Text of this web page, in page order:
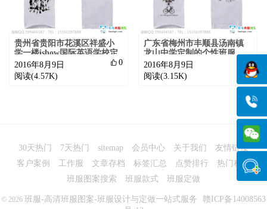
贵州省贵阳市花溪区祥盛小
学一楼ishow国际英语学校定
制的班服
 0
2016年8月9日
阅读(4.57K)
广东省梅州市丰顺县汤南镇
龙山中学定制的个性班服
0
2016年8月9日
阅读(3.15K)
30天热门 7天热门 sitemap 会员中心 关于我们
友情链接
客户案例
工作服 文章存档 标签汇总 点赞排行
热门标签
班服图案搜索
班服款式 班服定做
© 2026 班服-高清班服图案-班服设计与定做一站式服务
赣ICP备14008563